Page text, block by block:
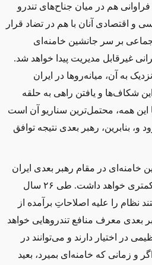
هم در میان جناح‌های تندرو
و اقتصادی آنان با هم در تضاد قرار
اجماعی بر سر جانشین خامنه‌ای
غیرقابل مدیریت پیدا خواهد شد.
به آن، میانه‌روها در ایران
شکاف‌ها و یافتن راهی به حلقه
این همه، محتمل‌ترین سناریو آن است
و، بنابرین، رهبر بعدی نتیجه توافق
در مقام رهبر بعدی ایران
شود، احتمالا استقلال بسیار کمتری خواهد داشت. طی ۲۶ سال
نظام را علیه اصلاحاتِ برآمده از
بعدی معرف منافع تندروهایی خواهد
در اختیار دارند و می‌توانند در
و زمانی که خامنه‌ای بمیرد، بعید